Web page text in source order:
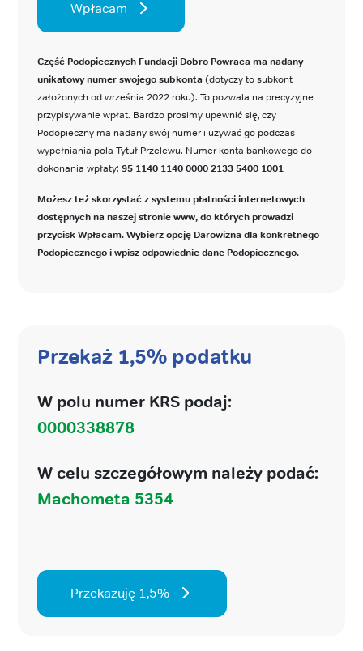
Wpłacam
Część Podopiecznych Fundacji Dobro Powraca ma nadany
unikatowy numer swojego subkonta (dotyczy to subkont
założonych od września 2022 roku). To pozwala na precyzyjne
przypisywanie wpłat. Bardzo prosimy upewnić się, czy
Podopieczny ma nadany swój numer i używać go podczas
wypełniania pola Tytuł Przelewu. Numer konta bankowego do
dokonania wpłaty: 95 1140 1140 0000 2133 5400 1001
Możesz też skorzystać z systemu płatności internetowych
dostępnych na naszej stronie www, do których prowadzi
przycisk Wpłacam. Wybierz opcję Darowizna dla konkretnego
Podopiecznego i wpisz odpowiednie dane Podopiecznego.
Przekaż 1,5% podatku
W polu numer KRS podaj:
0000338878
W celu szczegółowym należy podać:
Machometa 5354
Przekazuję 1,5%